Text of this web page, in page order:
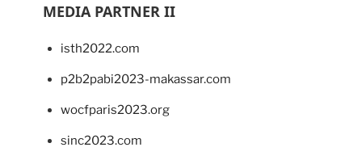
MEDIA PARTNER II
isth2022.com
p2b2pabi2023-makassar.com
wocfparis2023.org
sinc2023.com